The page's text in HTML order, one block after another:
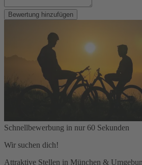
Bewertung hinzufügen
Schnellbewerbung in nur 60 Sekunden
Wir suchen dich!
Attraktive Stellen in München &